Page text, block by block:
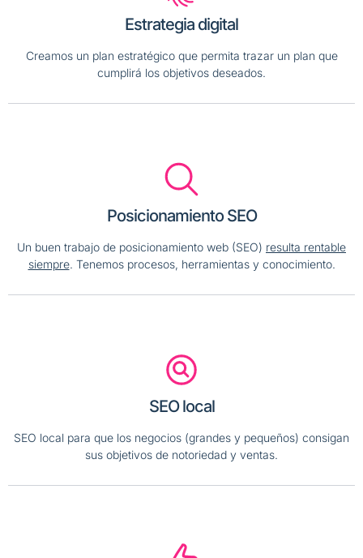
Estrategia digital
Creamos un plan estratégico que permita trazar un plan que
cumplirá los objetivos deseados.
Posicionamiento SEO
Un buen trabajo de posicionamiento web (SEO) resulta rentable
siempre. Tenemos procesos, herramientas y conocimiento.
SEO local
SEO local para que los negocios (grandes y pequeños) consigan
sus objetivos de notoriedad y ventas.